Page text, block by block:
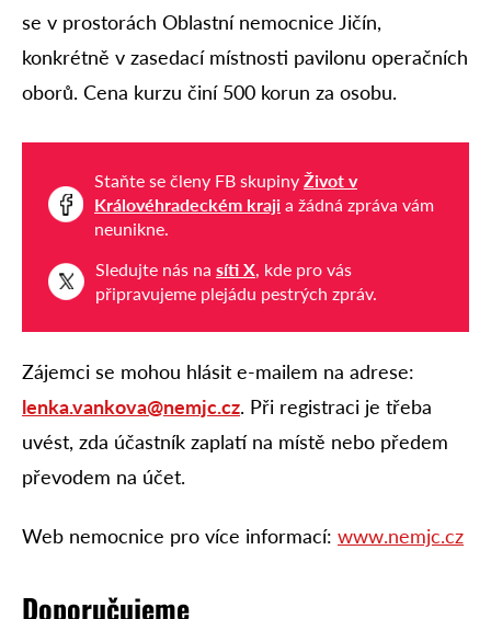
se v prostorách Oblastní nemocnice Jičín,
konkrétně v zasedací místnosti pavilonu operačních
oborů. Cena kurzu činí 500 korun za osobu.
Staňte se členy FB skupiny Život v
Královéhradeckém kraji a žádná zpráva vám
neunikne.
Sledujte nás na síti X, kde pro vás
připravujeme plejádu pestrých zpráv.
Zájemci se mohou hlásit e-mailem na adrese:
lenka.vankova@nemjc.cz. Při registraci je třeba
uvést, zda účastník zaplatí na místě nebo předem
převodem na účet.
Web nemocnice pro více informací: www.nemjc.cz
Doporučujeme